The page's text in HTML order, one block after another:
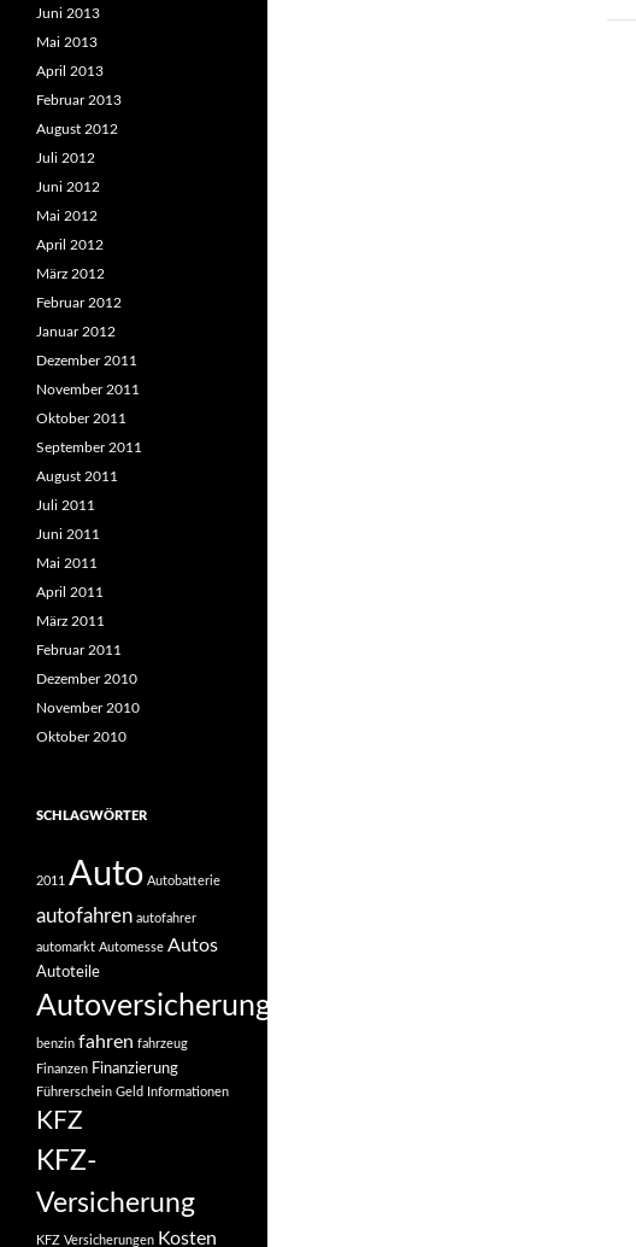
Juni 2013
Mai 2013
April 2013
Februar 2013
August 2012
Juli 2012
Juni 2012
Mai 2012
April 2012
März 2012
Februar 2012
Januar 2012
Dezember 2011
November 2011
Oktober 2011
September 2011
August 2011
Juli 2011
Juni 2011
Mai 2011
April 2011
März 2011
Februar 2011
Dezember 2010
November 2010
Oktober 2010
SCHLAGWÖRTER
2011 Auto Autobatterie
autofahren autofahrer
automarkt Automesse Autos
Autoteile
Autoversicherung
benzin fahren fahrzeug
Finanzen Finanzierung
Führerschein Geld Informationen
KFZ
KFZ-
Versicherung
KFZ Versicherungen Kosten